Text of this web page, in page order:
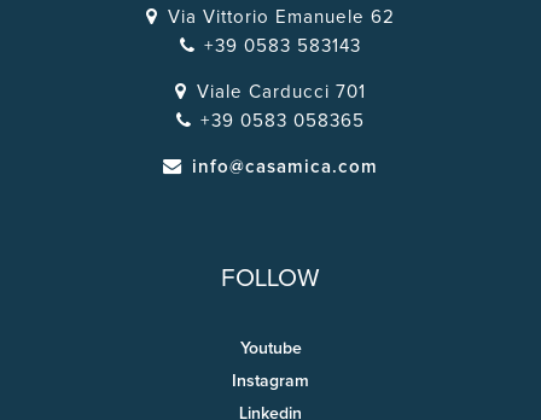
Via Vittorio Emanuele 62
+39 0583 583143
Viale Carducci 701
+39 0583 058365
info@casamica.com
FOLLOW
Youtube
Instagram
Linkedin